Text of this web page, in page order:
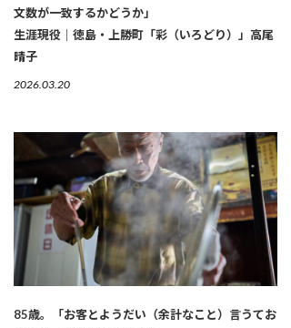
文数が一致するかどうか」
生涯現役｜徳島・上勝町「彩（いろどり）」高尾
晴子
2026.03.20
85歳。「お客とようだい（余計なこと）言うてお